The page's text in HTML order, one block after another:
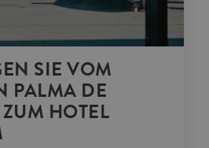
SIE VOM
PALMA DE
HOTEL